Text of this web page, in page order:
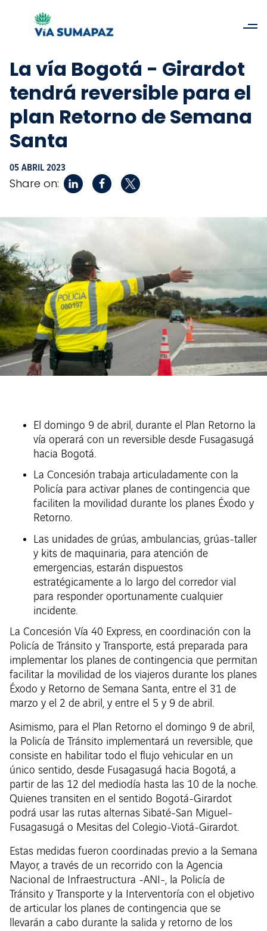
La vía Bogotá - Girardot
tendrá reversible para el
plan Retorno de Semana
Santa
05 ABRIL 2023
Share on:
El domingo 9 de abril, durante el Plan Retorno la
vía operará con un reversible desde Fusagasugá
hacia Bogotá.
La Concesión trabaja articuladamente con la
Policía para activar planes de contingencia que
faciliten la movilidad durante los planes Éxodo y
Retorno.
Las unidades de grúas, ambulancias, grúas-taller
y kits de maquinaria, para atención de
emergencias, estarán dispuestos
estratégicamente a lo largo del corredor vial
para responder oportunamente cualquier
incidente.
La Concesión Vía 40 Express, en coordinación con la
Policía de Tránsito y Transporte, está preparada para
implementar los planes de contingencia que permitan
facilitar la movilidad de los viajeros durante los planes
Éxodo y Retorno de Semana Santa, entre el 31 de
marzo y el 2 de abril, y entre el 5 y 9 de abril.
Asimismo, para el Plan Retorno el domingo 9 de abril,
la Policía de Tránsito implementará un reversible, que
consiste en habilitar todo el flujo vehicular en un
único sentido, desde Fusagasugá hacia Bogotá, a
partir de las 12 del mediodía hasta las 10 de la noche.
Quienes transiten en el sentido Bogotá-Girardot
podrá usar las rutas alternas Sibaté-San Miguel-
Fusagasugá o Mesitas del Colegio-Viotá-Girardot.
Estas medidas fueron coordinadas previo a la Semana
Mayor, a través de un recorrido con la Agencia
Nacional de Infraestructura -ANI-, la Policía de
Tránsito y Transporte y la Interventoría con el objetivo
de articular los planes de contingencia que se
llevarán a cabo durante la salida y retorno de los